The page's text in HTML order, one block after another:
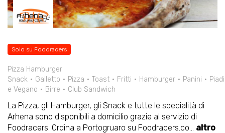
Solo su Foodracers
Pizza Hamburger
Snack
Galletto Pizza Toast Fritti Hamburger Panini
e Vegano
Birre Club Sandwich
La Pizza, gli Hamburger, gli Snack e tutte le specialità di
Arhena sono disponibili a domicilio grazie al servizio di
Foodracers. Ordina a Portogruaro su Foodracers.co... altro